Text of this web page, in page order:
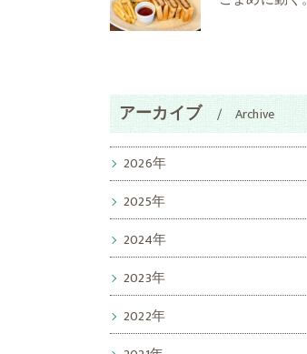
アーカイブ Archive
2026年
2025年
2024年
2023年
2022年